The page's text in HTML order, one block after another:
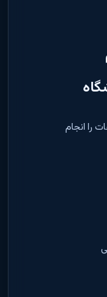
را انجام